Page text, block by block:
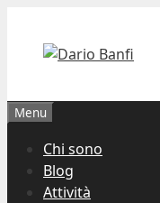
contenuto
Menu
Chi sono
Blog
Attività